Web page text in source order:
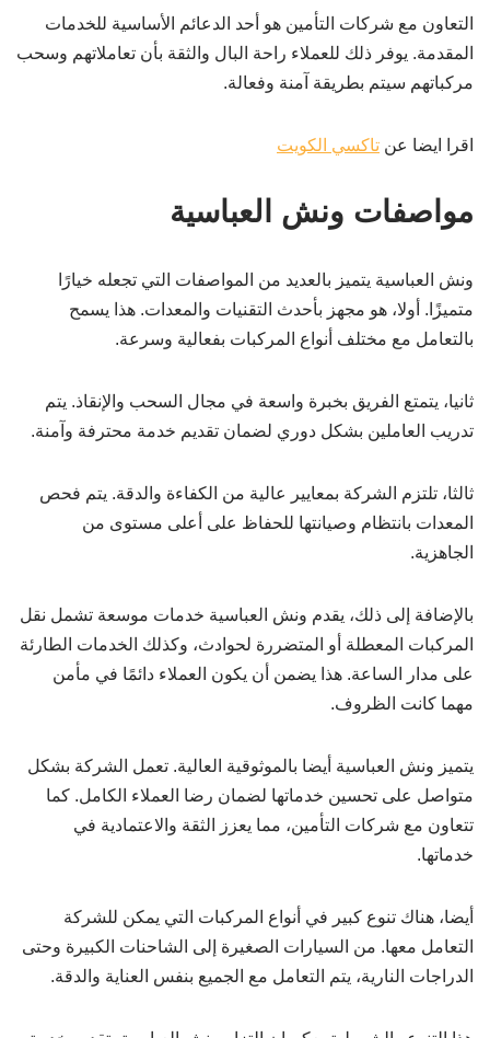
التعاون مع شركات التأمين هو أحد الدعائم الأساسية للخدمات
المقدمة. يوفر ذلك للعملاء راحة البال والثقة بأن تعاملاتهم وسحب
مركباتهم سيتم بطريقة آمنة وفعالة.
اقرا ايضا عن تاكسي الكويت
مواصفات ونش العباسية
ونش العباسية يتميز بالعديد من المواصفات التي تجعله خيارًا
متميزًا. أولا، هو مجهز بأحدث التقنيات والمعدات. هذا يسمح
بالتعامل مع مختلف أنواع المركبات بفعالية وسرعة.
ثانيا، يتمتع الفريق بخبرة واسعة في مجال السحب والإنقاذ. يتم
تدريب العاملين بشكل دوري لضمان تقديم خدمة محترفة وآمنة.
ثالثا، تلتزم الشركة بمعايير عالية من الكفاءة والدقة. يتم فحص
المعدات بانتظام وصيانتها للحفاظ على أعلى مستوى من
الجاهزية.
بالإضافة إلى ذلك، يقدم ونش العباسية خدمات موسعة تشمل نقل
المركبات المعطلة أو المتضررة لحوادث، وكذلك الخدمات الطارئة
على مدار الساعة. هذا يضمن أن يكون العملاء دائمًا في مأمن
مهما كانت الظروف.
يتميز ونش العباسية أيضا بالموثوقية العالية. تعمل الشركة بشكل
متواصل على تحسين خدماتها لضمان رضا العملاء الكامل. كما
تتعاون مع شركات التأمين، مما يعزز الثقة والاعتمادية في
خدماتها.
أيضا، هناك تنوع كبير في أنواع المركبات التي يمكن للشركة
التعامل معها. من السيارات الصغيرة إلى الشاحنات الكبيرة وحتى
الدراجات النارية، يتم التعامل مع الجميع بنفس العناية والدقة.